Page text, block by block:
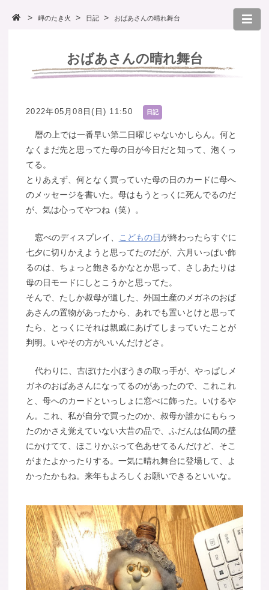
岬のたき火 日記 おばあさんの晴れ舞台
おばあさんの晴れ舞台
2022年05月08日(日) 11:50 日記
暦の上では一番早い第二日曜じゃないかしらん。何と
なくまだ先と思ってた母の日が今日だと知って、泡くっ
てる。
とりあえず、何となく買っていた母の日のカードに母へ
のメッセージを書いた。母はもうとっくに死んでるのだ
が、気は心ってやつね（笑）。
窓べのディスプレイ、 こどもの日が終わったらすぐに
七夕に切りかえようと思ってたのだが、六月いっぱい飾
るのは、ちょっと飽きるかなとか思って、さしあたりは
母の日モードにしとこうかと思ってた。
そんで、たしか叔母が遺した、外国土産のメガネのおば
あさんの置物があったから、あれでも置いとけと思って
たら、とっくにそれは親戚にあげてしまっていたことが
判明。いやその方がいいんだけどさ。
代わりに、古ぼけた小ぼうきの取っ手が、やっぱしメ
ガネのおばあさんになってるのがあったので、これこれ
と、母へのカードといっしょに窓べに飾った。いけるや
ん。これ、私が自分で買ったのか、叔母か誰かにもらっ
たのかさえ覚えていない大昔の品で、ふだんは仏間の壁
にかけてて、ほこりかぶって色あせてるんだけど、そこ
がまたよかったりする。一気に晴れ舞台に登場して、よ
かったかもね。来年もよろしくお願いできるといいな。